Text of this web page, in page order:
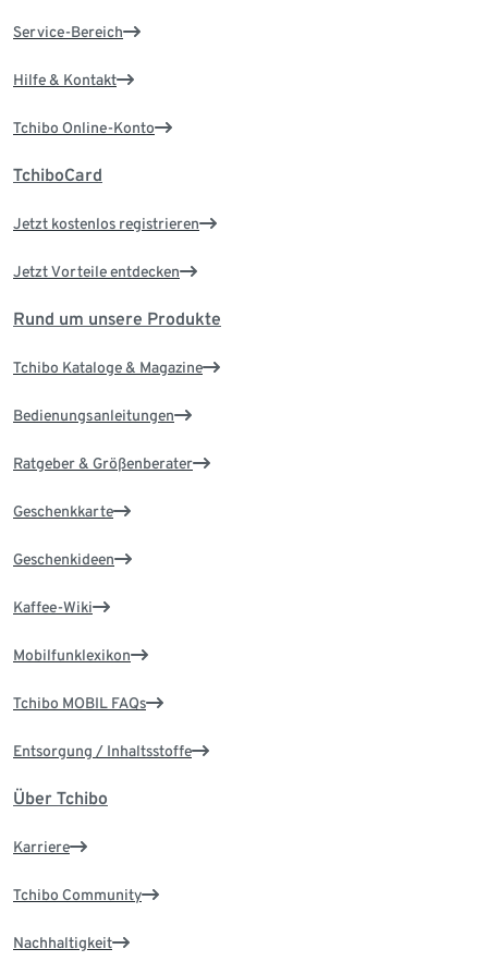
Service-Bereich
Hilfe & Kontakt
Tchibo Online-Konto
TchiboCard
Jetzt kostenlos registrieren
Jetzt Vorteile entdecken
Rund um unsere Produkte
Tchibo Kataloge & Magazine
Bedienungsanleitungen
Ratgeber & Größenberater
Geschenkkarte
Geschenkideen
Kaffee-Wiki
Mobilfunklexikon
Tchibo MOBIL FAQs
Entsorgung / Inhaltsstoffe
Über Tchibo
Karriere
Tchibo Community
Nachhaltigkeit